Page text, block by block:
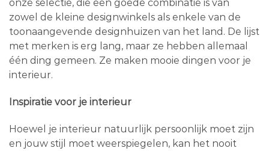
onze selectie, die een goede combinatie is van
zowel de kleine designwinkels als enkele van de
toonaangevende designhuizen van het land. De lijst
met merken is erg lang, maar ze hebben allemaal
één ding gemeen. Ze maken mooie dingen voor je
interieur.
Inspiratie voor je interieur
Hoewel je interieur natuurlijk persoonlijk moet zijn
en jouw stijl moet weerspiegelen, kan het nooit